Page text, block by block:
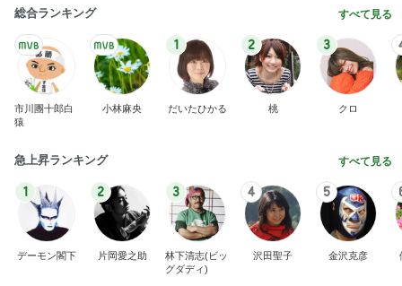
総合ランキング すべて見る
市川團十郎白
猿
小林麻央
1
だいたひかる
2
桃
3
クロ
急上昇ランキング すべて見る
1
デーモン閣下
2
片岡愛之助
3
林下清志(ビッ
グダディ)
4
沢田聖子
5
金沢克彦